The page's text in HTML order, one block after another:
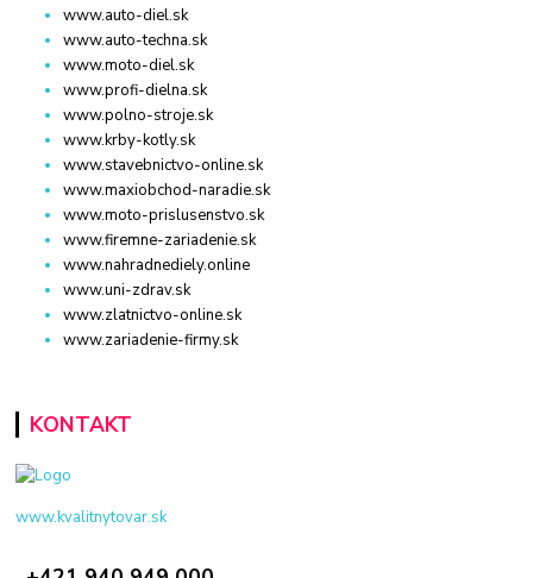
www.auto-diel.sk
www.auto-techna.sk
www.moto-diel.sk
www.profi-dielna.sk
www.polno-stroje.sk
www.krby-kotly.sk
www.stavebnictvo-online.sk
www.maxiobchod-naradie.sk
www.moto-prislusenstvo.sk
www.firemne-zariadenie.sk
www.nahradnediely.online
www.uni-zdrav.sk
www.zlatnictvo-online.sk
www.zariadenie-firmy.sk
KONTAKT
www.kvalitnytovar.sk